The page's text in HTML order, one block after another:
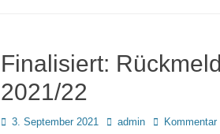
Finalisiert:
2021/22
Posted
3. September 2021 Autoradmin